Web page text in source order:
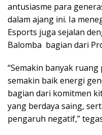
antusiasme para
dalam ajang ini. Ia
Esports juga sejalan
Balomba bagian dari
“Semakin banyak
semakin baik energi
bagian dari komitmen
yang berdaya saing,
pengaruh negatif,”